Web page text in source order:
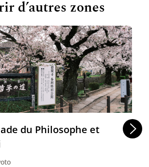
d’autres zones
du Philosophe et